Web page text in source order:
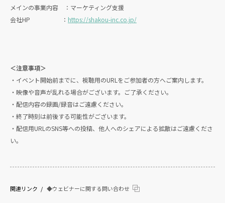
メインの事業内容 ：マーケティング支援
会社HP ： https://shakou-inc.co.jp/
＜注意事項＞
・イベント開始前までに、視聴用のURLをご参加者の方へご案内します。
・映像や音声が乱れる場合がございます。ご了承ください。
・配信内容の録画/録音はご遠慮ください。
・終了時刻は前後する可能性がございます。
・配信用URLのSNS等への投稿、他人へのシェアによる拡散はご遠慮くださ
い。
関連リンク ◆ウェビナーに関する問い合わせ